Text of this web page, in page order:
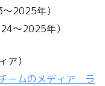
2025年）
〜2025年）
ア）
ームのメディア ラ